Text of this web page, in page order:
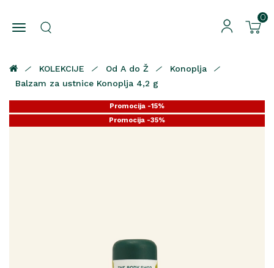
0
KOLEKCIJE Od A do Ž
Konoplja
Balzam za ustnice Konoplja 4,2 g
Promocija -15%
Promocija -25%
Promocija -35%